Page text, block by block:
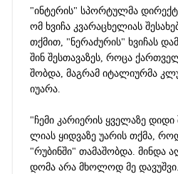
"ინ­ტე­რის" სპორ­ტულ­მა
ომ ხვი­ჩა კვა­რა­ცხე­ლი­ას
თქმით, "ნე­რა­ძუ­რის" ხვი­ჩას
შინ შეს­თა­ვა­ზეს, როცა
შობ­და, მაგ­რამ იტა­ლი­ურ­მა
იუ­ა­რა.
"ჩემი კა­რი­ე­რის ყვე­ლა­ზე
ლი­ას ყიდ­ვა­ზე უა­რის თქმა,
"რუ­ბინ­ში" თა­მა­შობ­და. მინ­და
დო­მა არა მხო­ლოდ მე